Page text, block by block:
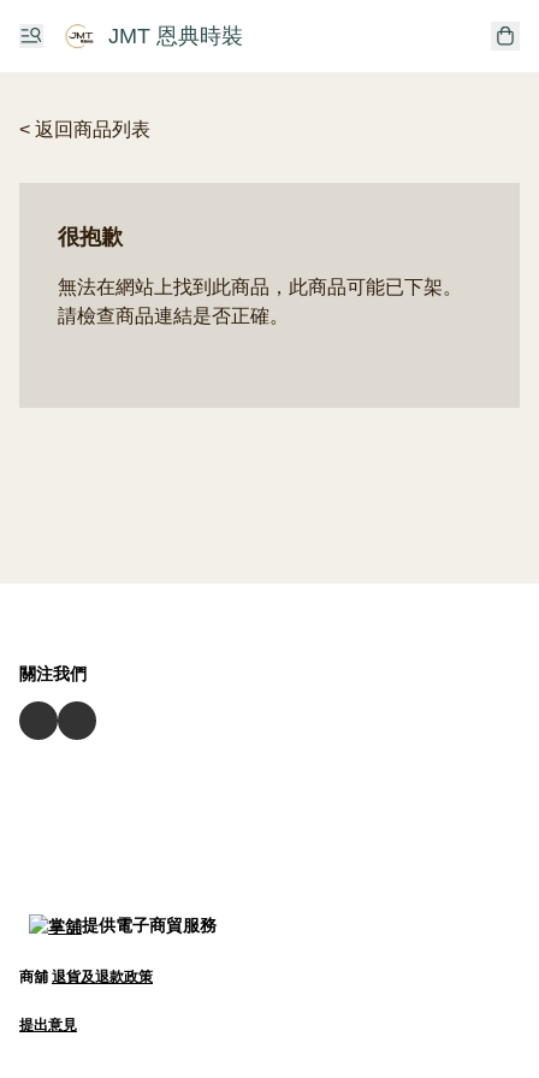
JMT 恩典時裝
< 返回商品列表
很抱歉
無法在網站上找到此商品，此商品可能已下架。
請檢查商品連結是否正確。
關注我們
提供電子商貿服務
商舖 退貨及退款政策
提出意見